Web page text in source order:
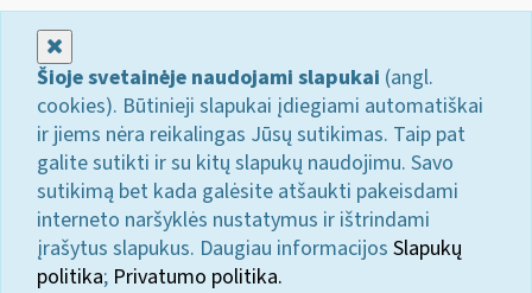
Šioje svetainėje naudojami slapukai (angl.
cookies). Būtinieji slapukai įdiegiami automatiškai
ir jiems nėra reikalingas Jūsų sutikimas. Taip pat
galite sutikti ir su kitų slapukų naudojimu. Savo
sutikimą bet kada galėsite atšaukti pakeisdami
interneto naršyklės nustatymus ir ištrindami
įrašytus slapukus. Daugiau informacijos Slapukų
politika; Privatumo politika.